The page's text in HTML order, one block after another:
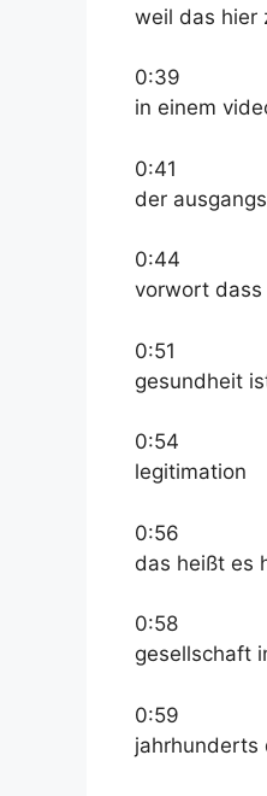
weil das hier
0:39
in einem
0:41
der
0:44
vorwort
0:51
gesundheit
0:54
legitimation
0:56
das heißt es
0:58
gesellschaft
0:59
jahrhunderts